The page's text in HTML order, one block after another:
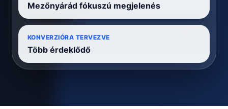
Mezőnyárád fókuszú megjelenés
KONVERZIÓRA TERVEZVE
Több érdeklődő